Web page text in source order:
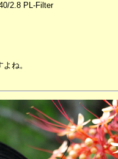
2.8 PL-Filter
ね。